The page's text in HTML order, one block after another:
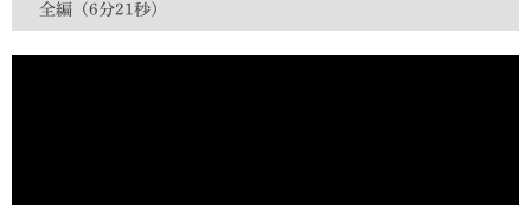
全編（6分21秒）